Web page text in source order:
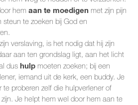
hemaan te moedigen met zijn pijn
steun te zoeken bij God en
verslaving, is het nodig dat hij zijn
aan ten grondslag ligt, aan het licht
dus hulp moeten zoeken; bij een
iemand uit de kerk, een buddy. Je
te proberen zelf die hulpverlener of
Je helpt hem wel door hem aan te